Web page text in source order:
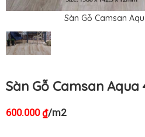
Sàn Gỗ Camsan
Sàn Gỗ Camsan Aqua
600.000₫/m2